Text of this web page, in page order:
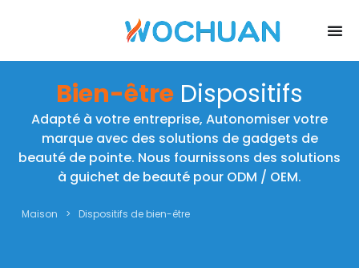
Bien-être Dispositifs
Adapté à votre entreprise, Autonomiser votre
marque avec des solutions de gadgets de
beauté de pointe. Nous fournissons des solutions
à guichet de beauté pour ODM / OEM.
Maison > Dispositifs de bien-être